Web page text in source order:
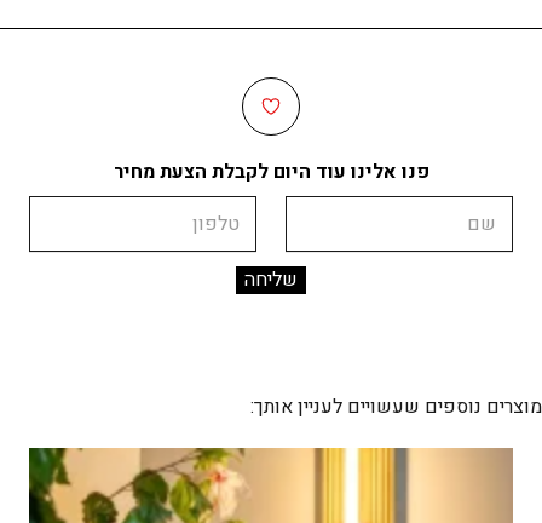
פנו אלינו עוד היום לקבלת הצעת מחיר
מוצרים נוספים שעשויים לעניין אותך: